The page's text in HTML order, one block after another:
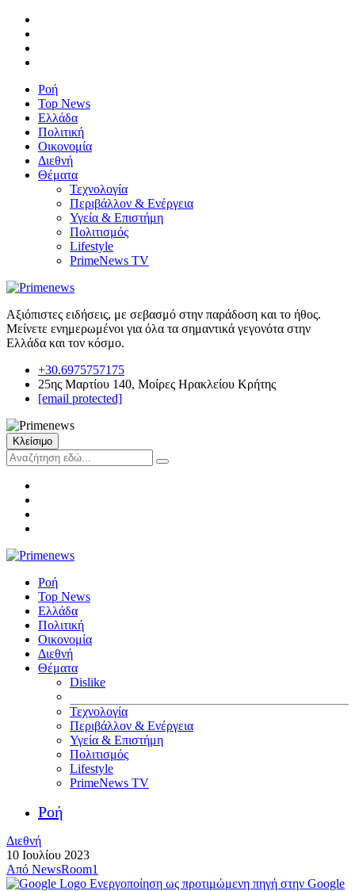
Ροή
Top News
Ελλάδα
Πολιτική
Οικονομία
Διεθνή
Θέματα
Τεχνολογία
Περιβάλλον & Ενέργεια
Υγεία & Επιστήμη
Πολιτισμός
Lifestyle
PrimeNews TV
Αξιόπιστες ειδήσεις, με σεβασμό στην παράδοση και το ήθος.
Μείνετε ενημερωμένοι για όλα τα σημαντικά γεγονότα στην
Ελλάδα και τον κόσμο.
+30.6975757175
25ης Μαρτίου 140, Μοίρες Ηρακλείου Κρήτης
[email protected]
Κλείσιμο
Ροή
Top News
Ελλάδα
Πολιτική
Οικονομία
Διεθνή
Θέματα
Dislike
Τεχνολογία
Περιβάλλον & Ενέργεια
Υγεία & Επιστήμη
Πολιτισμός
Lifestyle
PrimeNews TV
Ροή
Διεθνή
10 Ιουλίου 2023
Από NewsRoom1
Ενεργοποίηση ως προτιμώμενη πηγή στην Google